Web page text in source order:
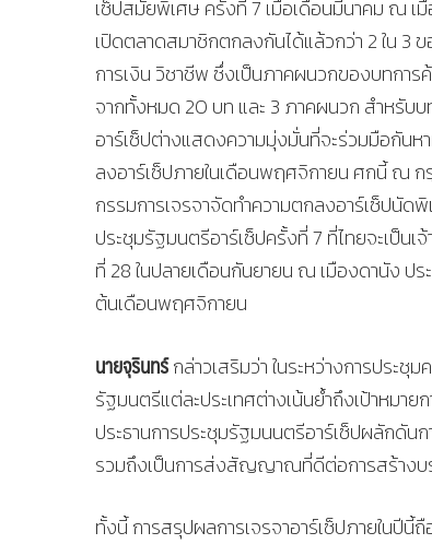
เซ็ปสมัยพิเศษ ครั้งที่ 7 เมื่อเดือนมีนาคม ณ เ
เปิดตลาดสมาชิกตกลงกันได้แล้วกว่า 2 ใน 3
การเงิน วิชาชีพ ซึ่งเป็นภาคผนวกของบทการ
จากทั้งหมด 20 บท และ 3 ภาคผนวก สำหรับ
อาร์เซ็ปต่างแสดงความมุ่งมั่นที่จะร่วมมือกันห
ลงอาร์เซ็ปภายในเดือนพฤศจิกายน ศกนี้ ณ ก
กรรมการเจรจาจัดทำความตกลงอาร์เซ็ปนัด
ประชุมรัฐมนตรีอาร์เซ็ปครั้งที่ 7 ที่ไทยจะเป็น
ที่ 28 ในปลายเดือนกันยายน ณ เมืองดานัง ปร
ต้นเดือนพฤศจิกายน
นายจุรินทร์กล่าวเสริมว่า ในระหว่างการประ
รัฐมนตรีแต่ละประเทศต่างเน้นย้ำถึงเป้าหมาย
ประธานการประชุมรัฐมนนตรีอาร์เซ็ปผลักดันก
รวมถึงเป็นการส่งสัญญาณที่ดีต่อการสร้างบร
ทั้งนี้ การสรุปผลการเจรจาอาร์เซ็ปภายในปีนี้